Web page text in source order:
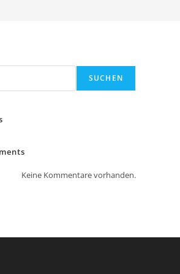
SUCHEN
Keine Kommentare vorhanden.